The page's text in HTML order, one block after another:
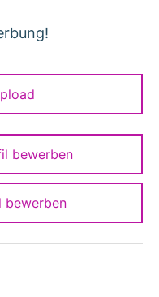
bewerben
bewerben